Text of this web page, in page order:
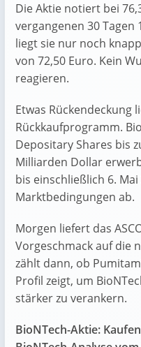
Die Aktie notiert bei
vergangenen 30
liegt sie nur noch
von 72,50 Euro. Kein
reagieren.
Etwas Rückendeckung
Rückkaufprogramm.
Depositary Shares bis
Milliarden Dollar
bis einschließlich 6.
Marktbedingungen ab.
Morgen liefert das
Vorgeschmack auf die
zählt dann, ob
Profil zeigt, um
stärker zu verankern.
BioNTech-Aktie: